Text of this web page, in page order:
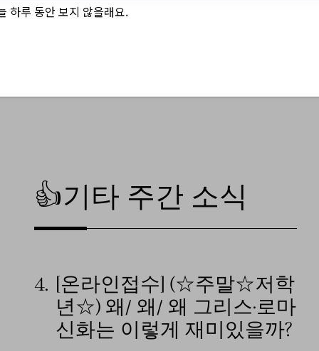
manageCd=&searchOnlineYn=&searchStat
👍기타 주간 소식
4. [온라인접수] (☆주말☆저학
년☆) 왜/ 왜/ 왜 그리스·로마
신화는 이렇게 재미있을까?
하루 동안 보지 않을래요.